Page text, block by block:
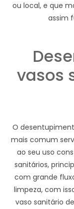
ou local, e que
assim
vasos
O
mais comum
ao seu uso
sanitários,
com grande
limpeza, com
vaso sanitário